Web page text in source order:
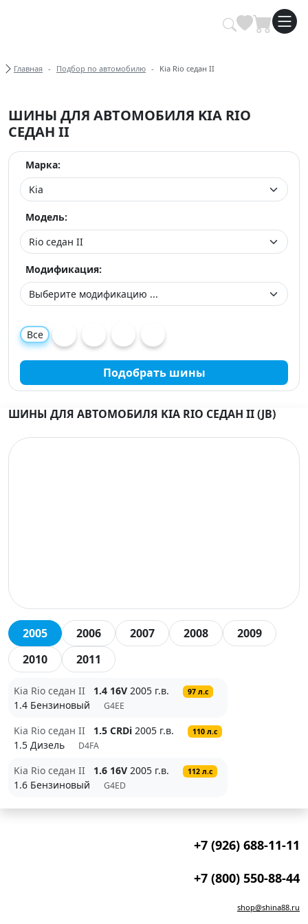
Купить автомобильные шины
Хлебные крошки
Главная Подбор по автомобилю Kia Rio седан II
ШИНЫ ДЛЯ АВТОМОБИЛЯ KIA RIO
СЕДАН II
Марка:
Модель:
Модификация:
Все
Подобрать шины
ШИНЫ ДЛЯ АВТОМОБИЛЯ KIA RIO СЕДАН II (JB)
2005 2006 2007 2008
2009
2010
2011
Kia Rio седан II 1.4 16V 2005 г.в. 97 л.с
1.4 Бензиновый G4EE
Kia Rio седан II 1.5 CRDi 2005 г.в. 110 л.с
1.5 Дизель D4FA
Kia Rio седан II 1.6 16V 2005 г.в. 112 л.с
1.6 Бензиновый G4ED
+7 (926) 688-11-11
+7 (800) 550-88-44
shop@shina88.ru